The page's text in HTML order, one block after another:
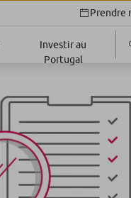
Prendre
Investir au
Portugal